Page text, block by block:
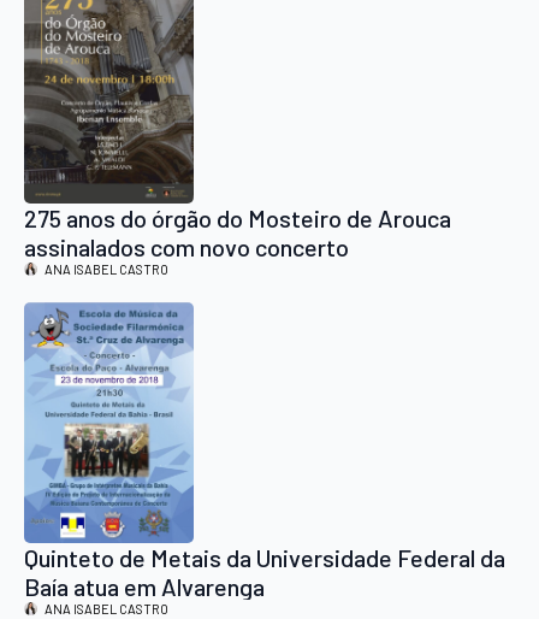
275 anos do órgão do Mosteiro de Arouca
assinalados com novo concerto
ANA ISABEL CASTRO
Quinteto de Metais da Universidade Federal da
Baía atua em Alvarenga
ANA ISABEL CASTRO